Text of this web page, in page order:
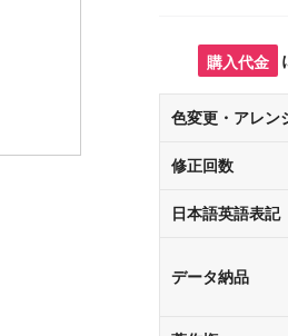
購入代金
色変更・アレン
修正回数
日本語英語表記
データ納品